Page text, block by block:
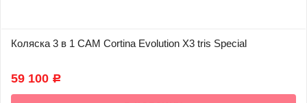
Коляска 3 в 1 CAM Cortina Evolution X3 tris Special
59 100 Р